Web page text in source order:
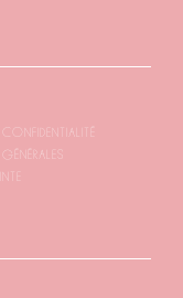
CONFIDENTIALITÉ